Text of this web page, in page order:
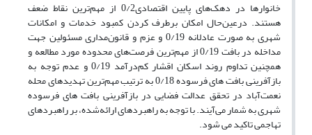
خانوارها در دهک‌های پایین اقتصادی0/2 از مهم‌ترین نقاط ضعف
هستند. درعین‌حال امکان برطرف کردن کمبود خدمات و امکانات
شهری به صورت عادلانه 0/19 و عزم و قانون‌مداری مسئولین جهت
مداخله در بافت 0/19 از مهم‌ترین فرصت‌های محدوده مورد مطالعه و
همچنین تداوم روند اسکان اقشار کم‌درآمد 0/19 و عدم توجه به
بازآفرینی بافت های فرسوده 0/18 به ترتیب مهم‌ترین تهدیدهای محله
نعمت‌آباد در تحقق عدالت فضایی در بازآفرینی بافت های فرسوده
شهری به شمار می‌آیند. با توجه به راهبردهای ارائه‌شده، بر راهبردهای
تهاجمی تاکید می شود.